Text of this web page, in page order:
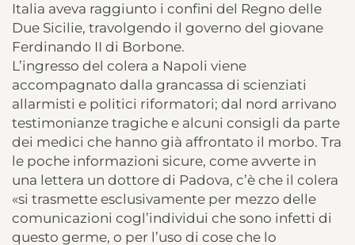
Italia aveva raggiunto i confini del Regno delle
Due Sicilie, travolgendo il governo del giovane
Ferdinando II di Borbone.
L’ingresso del colera a Napoli viene
accompagnato dalla grancassa di scienziati
allarmisti e politici riformatori; dal nord arrivano
testimonianze tragiche e alcuni consigli da parte
dei medici che hanno già affrontato il morbo. Tra
le poche informazioni sicure, come avverte in
una lettera un dottore di Padova, c’è che il colera
«si trasmette esclusivamente per mezzo delle
comunicazioni cogl’individui che sono infetti di
questo germe, o per l’uso di cose che lo